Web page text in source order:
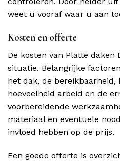
weet u vooraf waar u aan
Kosten en offerte
De kosten van Platte
situatie. Belangrijke
het dak, de
hoeveelheid arbeid en de
voorbereidende
materiaal en eventuele
invloed hebben op de prijs.
Een goede offerte is